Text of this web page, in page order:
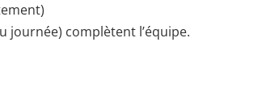
complètent l’équipe.